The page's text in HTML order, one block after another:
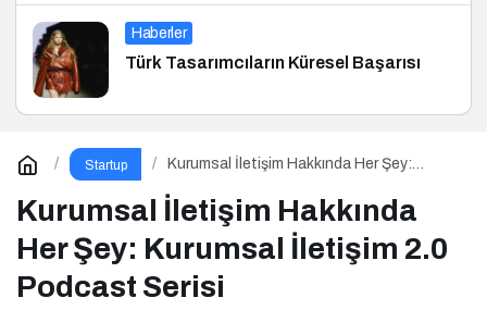
Haberler
Türk Tasarımcıların Küresel Başarısı
Startup
Kurumsal İletişim Hakkında Her Şey:
Kurumsal İletişim Hakkında
Her Şey: Kurumsal İletişim 2.0
Podcast Serisi